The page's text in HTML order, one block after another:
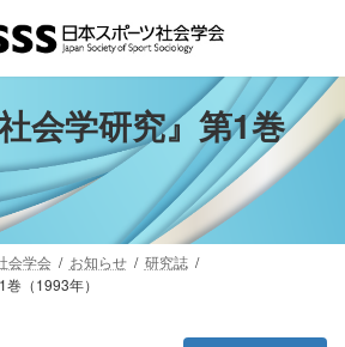
会学研究』第1巻
会学会 お知らせ
研究誌
巻（1993年）